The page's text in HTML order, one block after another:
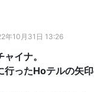
年10月31日 13:26
イナ。
ったHoテルの矢印